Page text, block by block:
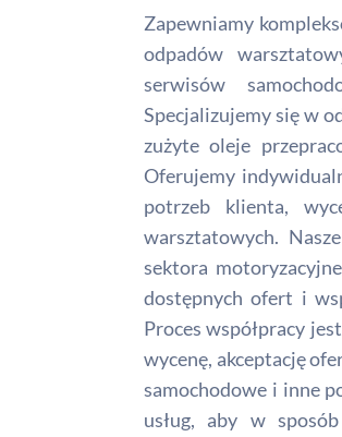
Zapewniamy
odpadów
serwisów
Specjalizujemy się w
zużyte oleje
Oferujemy
potrzeb klienta,
warsztatowych.
sektora
dostępnych ofert i
Proces współpracy
wycenę, akceptację
samochodowe i inne
usług, aby w